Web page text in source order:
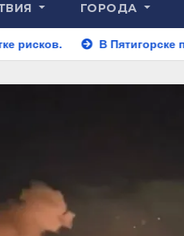
ГОРОДА
В Пятигорске полицейские